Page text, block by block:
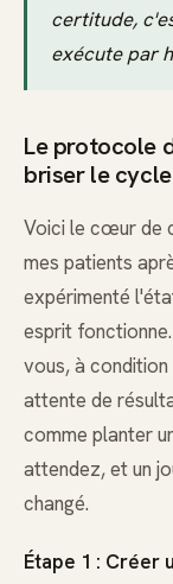
certitude,
exécute par
Le protocole
briser le cycle
Voici le cœur de
mes patients
expérimenté
esprit
vous, à
attente de
comme planter
attendez, et un
changé.
Étape 1 : Créer